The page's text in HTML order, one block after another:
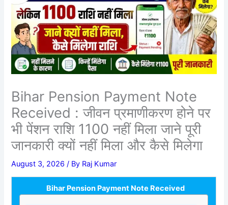
Bihar Pension Payment Note
Received : जीवन प्रमाणीकरण होने पर
भी पेंशन राशि 1100 नहीं मिला जाने पूरी
जानकारी क्यों नहीं मिला और कैसे मिलेगा
August 3, 2026/ By Raj Kumar
Bihar Pension Payment Note Received